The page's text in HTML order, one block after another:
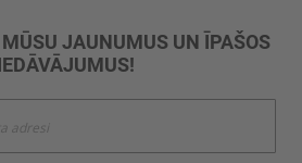
JAUNUMUS UN ĪPAŠOS